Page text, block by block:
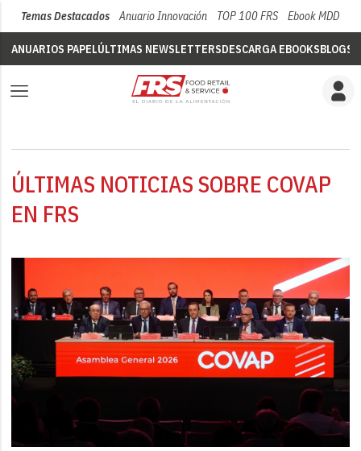
Temas Destacados Anuario Innovación TOP 100 FRS Ebook MDD
ANUARIOS PAPELÚLTIMAS NEWSLETTERSDESCARGA EBOOKSBLOGS
ÚLTIMAS NOTICIAS SOBRE COVAP
EN FRS